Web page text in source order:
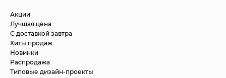
Акции
Лучшая цена
С доставкой завтра
Хиты продаж
Новинки
Распродажа
Типовые дизайн-проекты